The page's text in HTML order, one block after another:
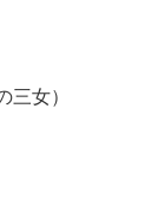
女）